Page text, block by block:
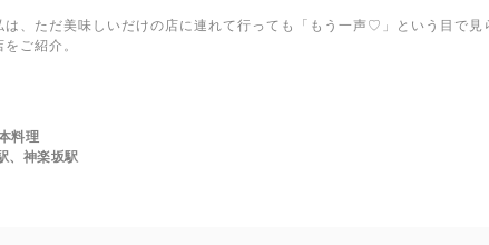
は、ただ美味しいだけの店に連れて行っても「もう一声♡」という目で
ご紹介。
料理
、神楽坂駅